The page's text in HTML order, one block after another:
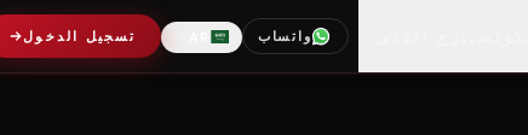
واتساب تسجيل الدخول